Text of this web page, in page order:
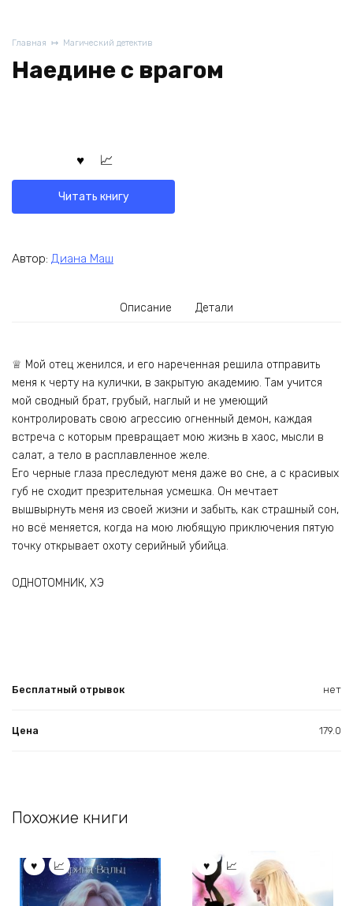
Главная Магический детектив
Наедине с врагом
Читать книгу
Автор: Диана Маш
Описание Детали
♕ Мой отец женился, и его нареченная решила отправить
меня к черту на кулички, в закрытую академию. Там учится
мой сводный брат, грубый, наглый и не умеющий
контролировать свою агрессию огненный демон, каждая
встреча с которым превращает мою жизнь в хаос, мысли в
салат, а тело в расплавленное желе.
Его черные глаза преследуют меня даже во сне, а с красивых
губ не сходит презрительная усмешка. Он мечтает
вышвырнуть меня из своей жизни и забыть, как страшный сон,
но всё меняется, когда на мою любящую приключения пятую
точку открывает охоту серийный убийца.
ОДНОТОМНИК, ХЭ
Бесплатный отрывок нет
Цена 179.0
Похожие книги